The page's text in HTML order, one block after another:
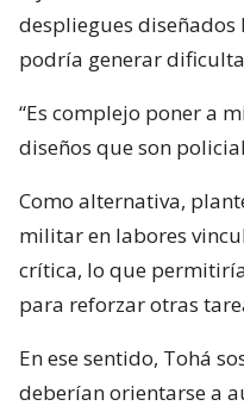
despliegues
podría generar
“Es complejo poner a
diseños que son
Como alternativa,
militar en labores
crítica, lo que
para reforzar otras
En ese sentido, Tohá
deberían orientarse a